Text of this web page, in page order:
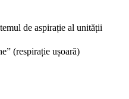
de aspirație al unității
(respirație ușoară)